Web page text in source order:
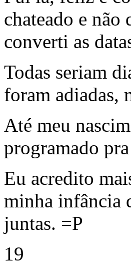
chateado e
converti as
Todas seriam
foram adiadas,
Até meu
programado
Eu acredito
minha infância
juntas. =P
19